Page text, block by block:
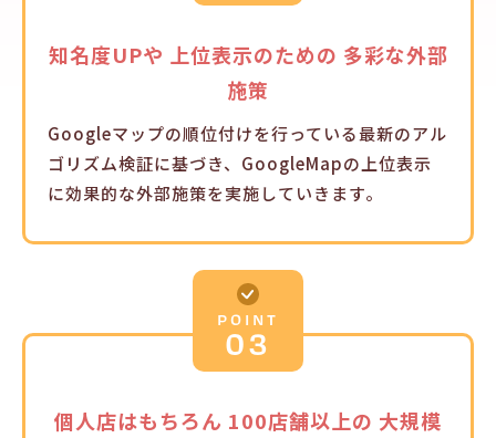
知名度UPや 上位表示のための 多彩な外部
施策
Googleマップの順位付けを行っている最新のアル
ゴリズム検証に基づき、GoogleMapの上位表示
に効果的な外部施策を実施していきます。
POINT
03
個人店はもちろん 100店舗以上の 大規模